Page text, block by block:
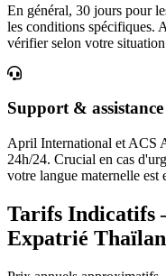
En général, 30 jours pour
les conditions spécifiques.
vérifier selon votre
Support & assistance
April International et ACS
24h/24. Crucial en cas
votre langue maternelle est
Tarifs Indicatifs
Expatrié